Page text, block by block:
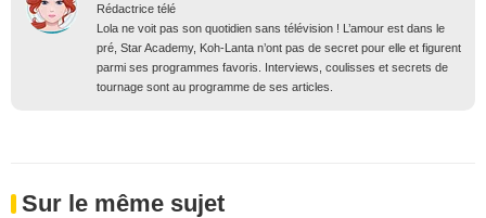
Rédactrice télé
Lola ne voit pas son quotidien sans télévision ! L’amour est dans le
pré, Star Academy, Koh-Lanta n’ont pas de secret pour elle et figurent
parmi ses programmes favoris. Interviews, coulisses et secrets de
tournage sont au programme de ses articles.
Sur le même sujet